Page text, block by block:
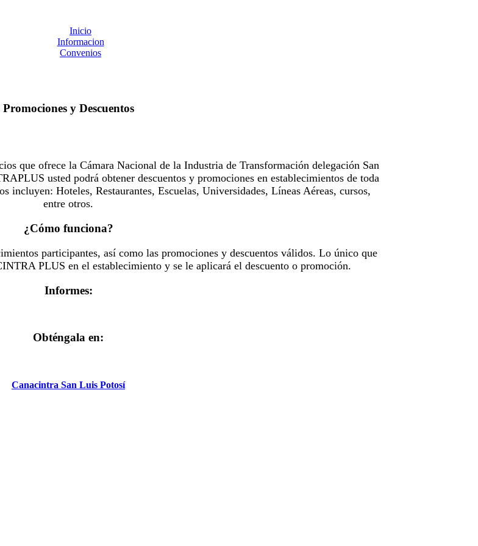
Inicio
Informacion
Convenios
Promociones y Descuentos
que ofrece la Cámara Nacional de la Industria de Transformación delegación San
usted podrá obtener descuentos y promociones en establecimientos de toda
incluyen: Hoteles, Restaurantes, Escuelas, Universidades, Líneas Aéreas, cursos,
entre otros.
¿Cómo funciona?
participantes, así como las promociones y descuentos válidos. Lo único que
PLUS en el establecimiento y se le aplicará el descuento o promoción.
Informes:
Obténgala en:
Canacintra San Luis Potosí